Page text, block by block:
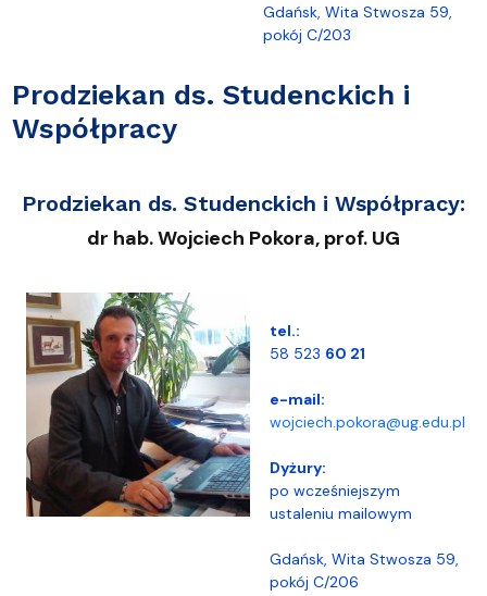
Gdańsk, Wita Stwosza 59,
pokój C/203
Prodziekan ds. Studenckich i
Współpracy
Prodziekan ds. Studenckich i Współpracy:
dr hab. Wojciech Pokora, prof. UG
tel.:
58 523 60 21
e-mail:
wojciech.pokora@ug.edu.pl
Dyżury:
po wcześniejszym
ustaleniu mailowym
Gdańsk, Wita Stwosza 59,
pokój C/206